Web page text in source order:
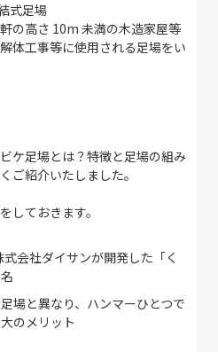
式足場
の高さ 10m 未満の木造家屋等
体工事等に使用される足場をい
ケ足場とは？特徴と足場の組み
ご紹介いたしました。
しておきます。
会社ダイサンが開発した「く
場と異なり、ハンマーひとつで
のメリット